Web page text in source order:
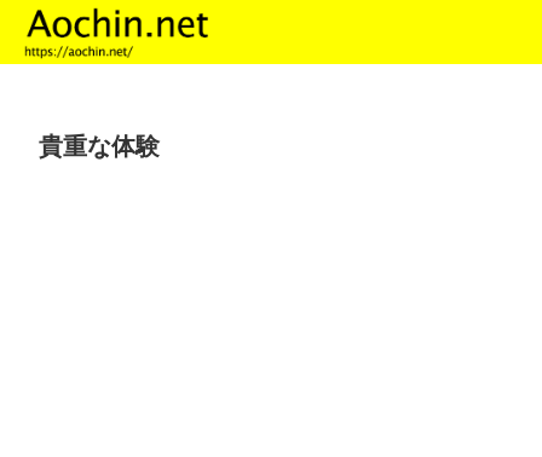
貴重な体験